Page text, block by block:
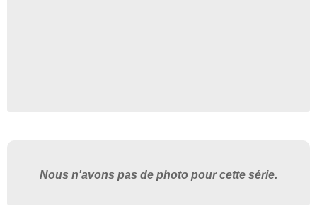
Nous n'avons pas de photo pour cette série.